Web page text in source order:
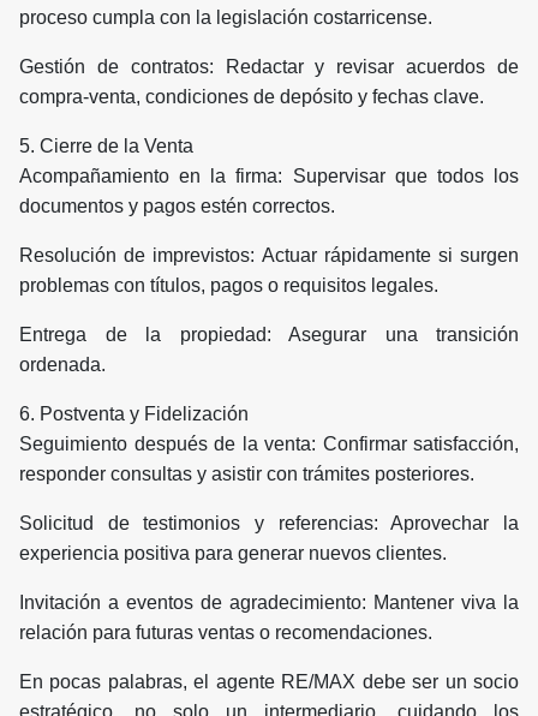
proceso cumpla con la legislación costarricense.
Gestión de contratos: Redactar y revisar acuerdos de
compra-venta, condiciones de depósito y fechas clave.
5. Cierre de la Venta
Acompañamiento en la firma: Supervisar que todos los
documentos y pagos estén correctos.
Resolución de imprevistos: Actuar rápidamente si surgen
problemas con títulos, pagos o requisitos legales.
Entrega de la propiedad: Asegurar una transición
ordenada.
6. Postventa y Fidelización
Seguimiento después de la venta: Confirmar satisfacción,
responder consultas y asistir con trámites posteriores.
Solicitud de testimonios y referencias: Aprovechar la
experiencia positiva para generar nuevos clientes.
Invitación a eventos de agradecimiento: Mantener viva la
relación para futuras ventas o recomendaciones.
En pocas palabras, el agente RE/MAX debe ser un socio